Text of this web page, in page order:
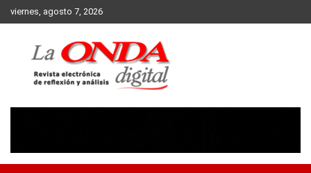
Skip
to
viernes, agosto 7, 2026